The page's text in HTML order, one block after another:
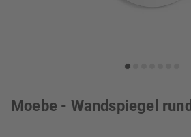
Moebe - Wandspiegel rund